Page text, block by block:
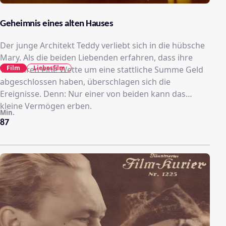
Geheimnis eines alten Hauses
Der junge Architekt Teddy verliebt sich in die hübsche
Mary. Als die beiden Liebenden erfahren, dass ihre
Vorfahren eine Wette um eine stattliche Summe Geld
abgeschlossen haben, überschlagen sich die
Ereignisse. Denn: Nur einer von beiden kann das
kleine Vermögen erben.
87
Min.
Film Liebesfilm